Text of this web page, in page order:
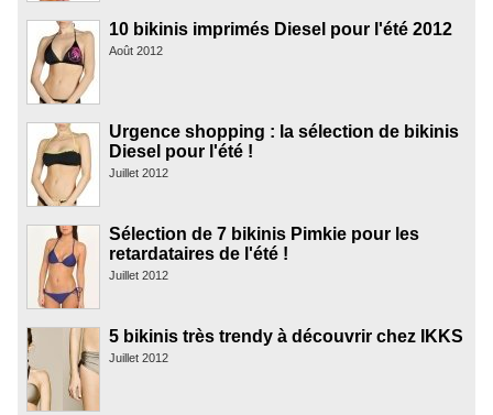
10 bikinis imprimés Diesel pour l'été 2012
Août 2012
Urgence shopping : la sélection de bikinis
Diesel pour l'été !
Juillet 2012
Sélection de 7 bikinis Pimkie pour les
retardataires de l'été !
Juillet 2012
5 bikinis très trendy à découvrir chez IKKS
Juillet 2012